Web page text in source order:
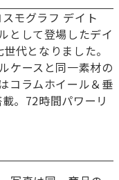
ける
む
モグラフ デイト
として登場したデイ
代となりました。
ケースと同一素材の
コラムホイール＆垂
。72時間パワーリ